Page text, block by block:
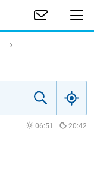
06:51 20:42